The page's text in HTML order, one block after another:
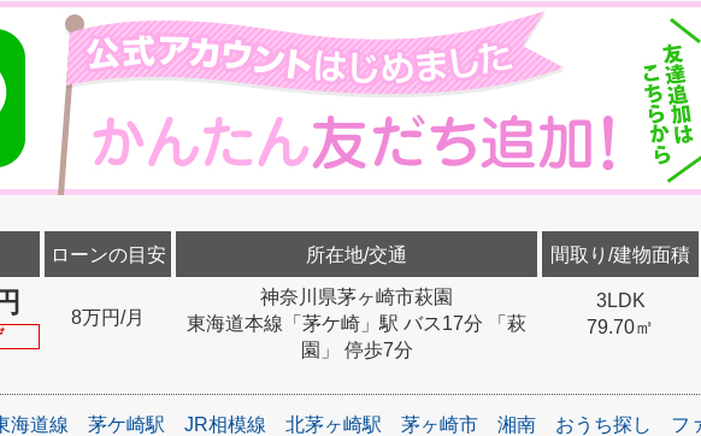
ローンの目安
8万円/月
所在地/交通
神奈川県茅ヶ崎市萩園
東海道本線「茅ケ崎」駅 バス17分 「萩
園」 停歩7分
間取り/建物面積
3LDK
79.70㎡
海道線 茅ケ崎駅 JR相模線 北茅ヶ崎駅 茅ヶ崎市 湘南 おうち探し
フ